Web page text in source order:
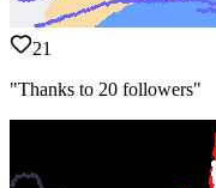
21
"Thanks to 20 followers"